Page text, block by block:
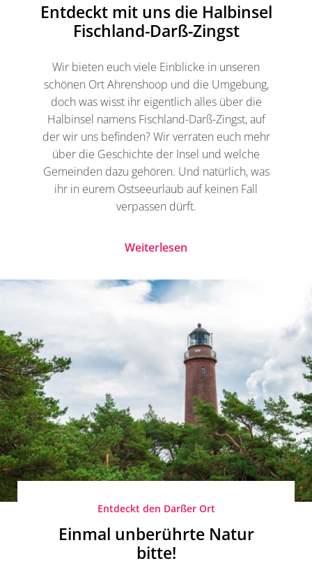
Entdeckt mit uns die Halbinsel
Fischland-Darß-Zingst
Wir bieten euch viele Einblicke in unseren
schönen Ort Ahrenshoop und die Umgebung,
doch was wisst ihr eigentlich alles über die
Halbinsel namens Fischland-Darß-Zingst, auf
der wir uns befinden? Wir verraten euch mehr
über die Geschichte der Insel und welche
Gemeinden dazu gehören. Und natürlich, was
ihr in eurem Ostseeurlaub auf keinen Fall
verpassen dürft.
Weiterlesen
Entdeckt den Darßer Ort
Einmal unberührte Natur
bitte!